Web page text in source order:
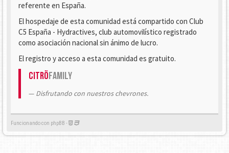
referente en España.
El hospedaje de esta comunidad está compartido con Club
C5 España - Hydractives, club automovilístico registrado
como asociación nacional sin ánimo de lucro.
El registro y acceso a esta comunidad es gratuito.
CitröFamily
Disfrutando con nuestros chevrones.
Funcionando con phpBB -